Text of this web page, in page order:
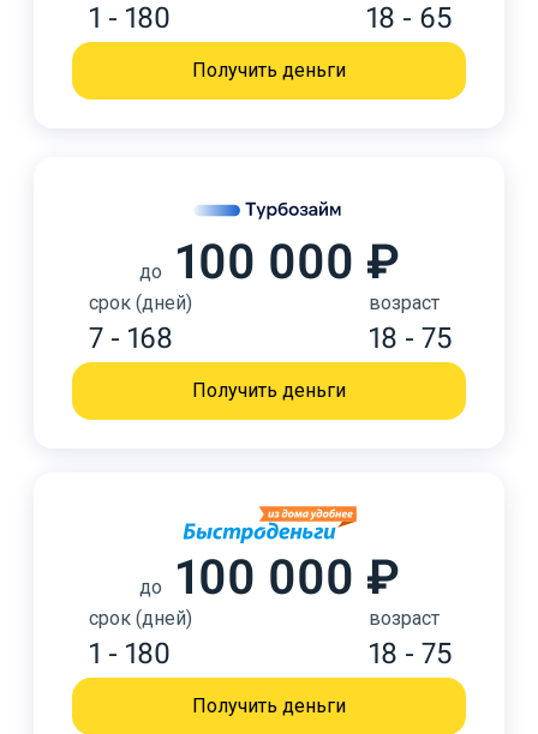
1 - 180 18 - 65
Получить деньги
до 100 000 ₽
срок (дней)
7 - 168
возраст
18 - 75
Получить деньги
до 100 000 ₽
срок (дней)
1 - 180
возраст
18 - 75
Получить деньги